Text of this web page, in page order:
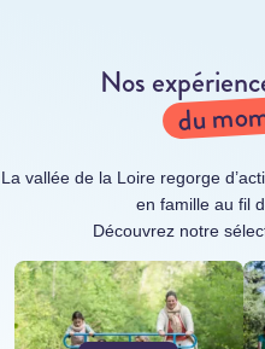
Nos
du
La vallée de la Loire regorge
en famille au fil
Découvrez notre